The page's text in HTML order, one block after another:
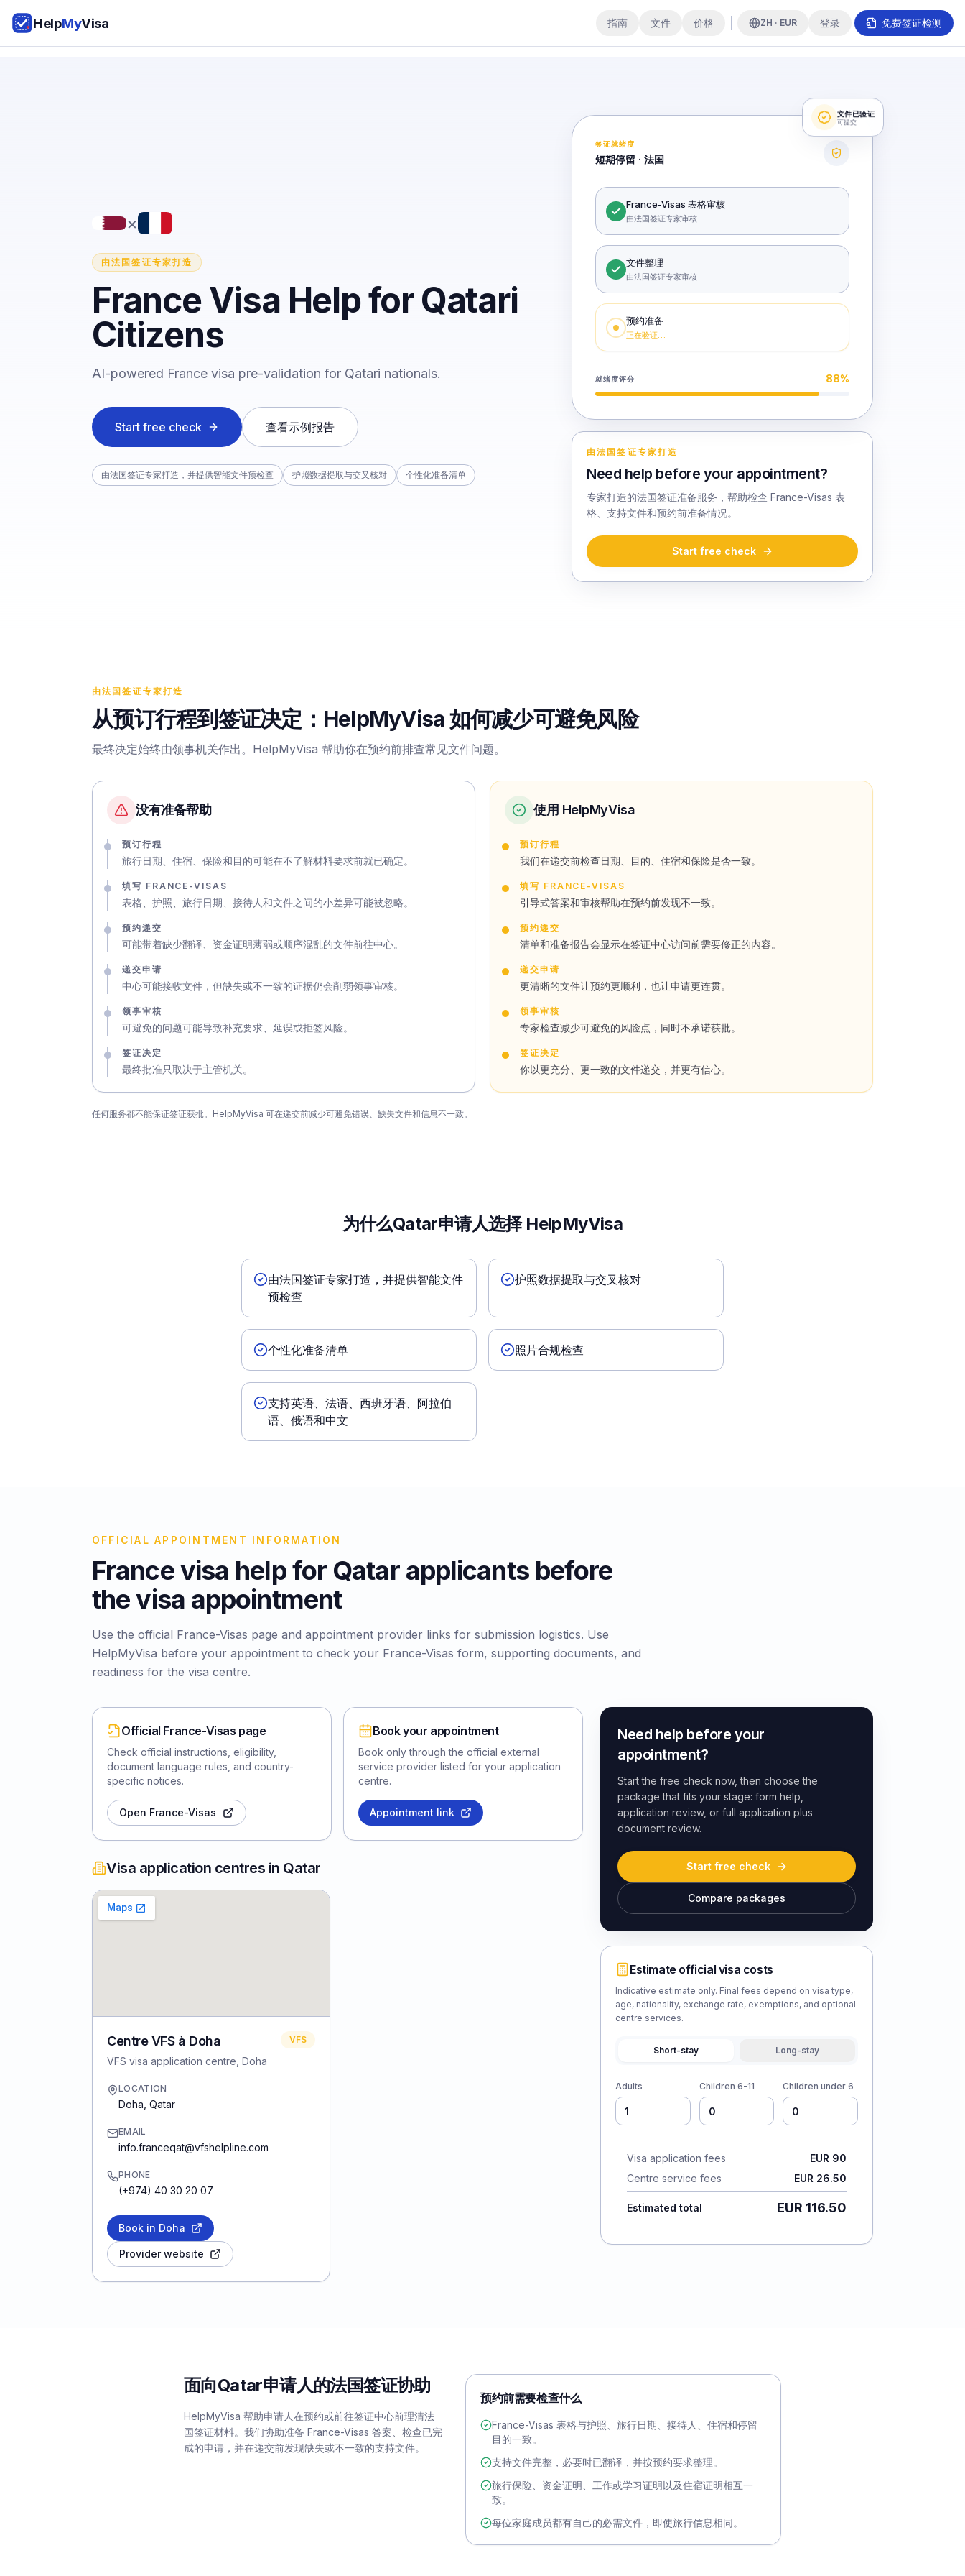
HelpMyVisa 指南 文件 价格 ZH · EUR 登录 免费签证检测
×
由法国签证专家打造
France Visa Help for Qatari
Citizens
AI-powered France visa pre-validation for Qatari nationals.
Start free check 查看示例报告
由法国签证专家打造，并提供智能文件预检查 护照数据提取与交叉核对 个性化准备清单
签证就绪度
短期停留 · 法国
France-Visas 表格审核
由法国签证专家审核
文件整理
由法国签证专家审核
预约准备
正在验证…
就绪度评分 88%
文件已验证
可提交
由法国签证专家打造
Need help before your appointment?
专家打造的法国签证准备服务，帮助检查 France-Visas 表
格、支持文件和预约前准备情况。
Start free check
由法国签证专家打造
从预订行程到签证决定：HelpMyVisa 如何减少可避免风险
最终决定始终由领事机关作出。HelpMyVisa 帮助你在预约前排查常见文件问题。
没有准备帮助
预订行程
旅行日期、住宿、保险和目的可能在不了解材料要求前就已确定。
填写 FRANCE-VISAS
表格、护照、旅行日期、接待人和文件之间的小差异可能被忽略。
预约递交
可能带着缺少翻译、资金证明薄弱或顺序混乱的文件前往中心。
递交申请
中心可能接收文件，但缺失或不一致的证据仍会削弱领事审核。
领事审核
可避免的问题可能导致补充要求、延误或拒签风险。
签证决定
最终批准只取决于主管机关。
使用 HelpMyVisa
预订行程
我们在递交前检查日期、目的、住宿和保险是否一致。
填写 FRANCE-VISAS
引导式答案和审核帮助在预约前发现不一致。
预约递交
清单和准备报告会显示在签证中心访问前需要修正的内容。
递交申请
更清晰的文件让预约更顺利，也让申请更连贯。
领事审核
专家检查减少可避免的风险点，同时不承诺获批。
签证决定
你以更充分、更一致的文件递交，并更有信心。
任何服务都不能保证签证获批。HelpMyVisa 可在递交前减少可避免错误、缺失文件和信息不一致。
为什么Qatar申请人选择 HelpMyVisa
由法国签证专家打造，并提供智能文件
预检查
护照数据提取与交叉核对
个性化准备清单 照片合规检查
支持英语、法语、西班牙语、阿拉伯
语、俄语和中文
OFFICIAL APPOINTMENT INFORMATION
France visa help for Qatar applicants before
the visa appointment
Use the official France-Visas page and appointment provider links for submission logistics. Use
HelpMyVisa before your appointment to check your France-Visas form, supporting documents, and
readiness for the visa centre.
Official France-Visas page
Check official instructions, eligibility,
document language rules, and country-
specific notices.
Open France-Visas
Book your appointment
Book only through the official external
service provider listed for your application
centre.
Appointment link
Visa application centres in Qatar
Centre VFS à Doha
VFS visa application centre, Doha
VFS
LOCATION
Doha Qatar
EMAIL
info.franceqat@vfshelpline.com
PHONE
(+974) 40 30 20 07
Book in Doha
Provider website
Need help before your
appointment?
Start the free check now, then choose the
package that fits your stage: form help,
application review, or full application plus
document review.
Start free check
Compare packages
Estimate official visa costs
Indicative estimate only. Final fees depend on visa type,
age, nationality, exchange rate, exemptions, and optional
centre services.
Short-stay Long-stay
Adults Children 6-11 Children under 6
Visa application fees
EUR 90
Centre service fees
EUR 26.50
Estimated total EUR 116.50
面向Qatar申请人的法国签证协助
HelpMyVisa 帮助申请人在预约或前往签证中心前理清法
国签证材料。我们协助准备 France-Visas 答案、检查已完
成的申请，并在递交前发现缺失或不一致的支持文件。
预约前需要检查什么
France-Visas 表格与护照、旅行日期、接待人、住宿和停留
目的一致。
支持文件完整，必要时已翻译，并按预约要求整理。
旅行保险、资金证明、工作或学习证明以及住宿证明相互一
致。
每位家庭成员都有自己的必需文件，即使旅行信息相同。